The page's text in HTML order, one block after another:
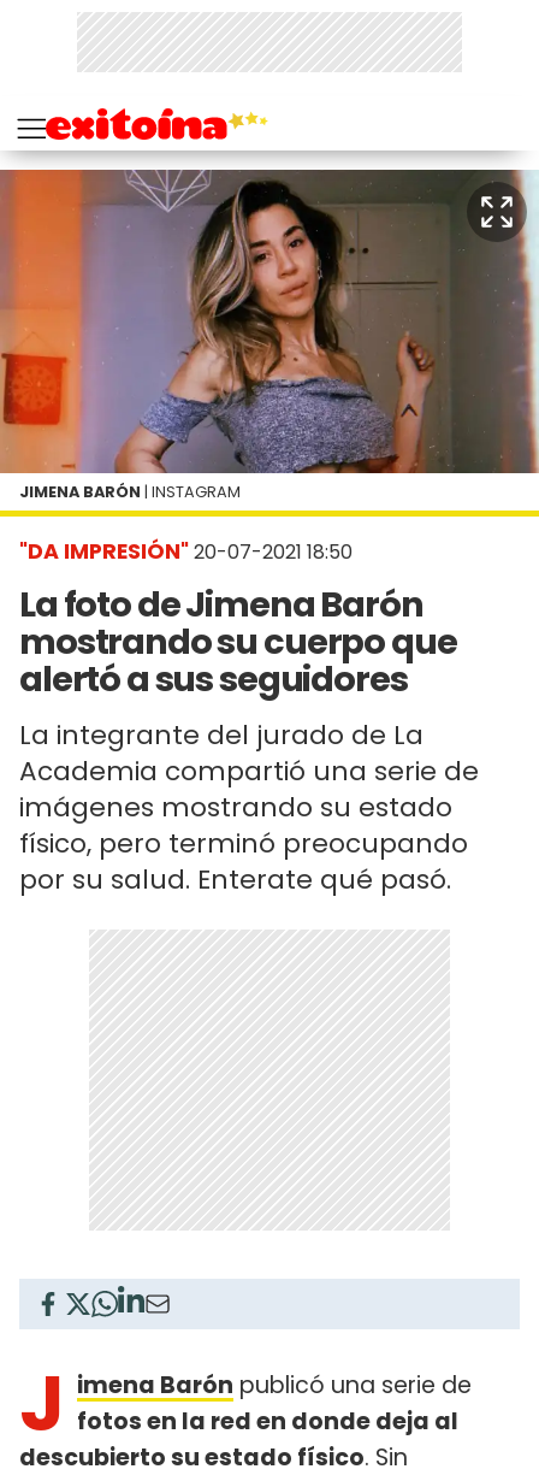
"DA IMPRESIÓN"20-07-2021 18:50
La foto de Jimena Barón
mostrando su cuerpo que
alertó a sus seguidores
La integrante del jurado de La
Academia compartió una serie de
imágenes mostrando su estado
físico, pero terminó preocupando
por su salud. Enterate qué pasó.
JIMENA BARÓN | INSTAGRAM
J imena Barón publicó una serie de
fotos en la red en donde deja al
descubierto su estado físico. Sin